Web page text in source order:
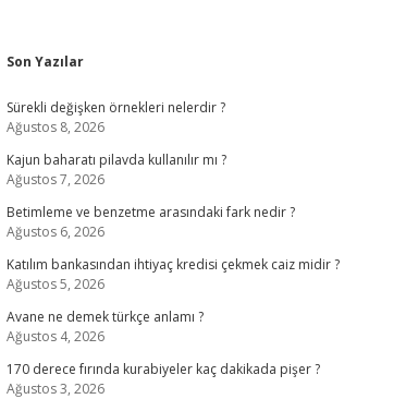
Sidebar
Son Yazılar
Sürekli değişken örnekleri nelerdir ?
Ağustos 8, 2026
Kajun baharatı pilavda kullanılır mı ?
Ağustos 7, 2026
Betimleme ve benzetme arasındaki fark nedir ?
Ağustos 6, 2026
Katılım bankasından ihtiyaç kredisi çekmek caiz midir ?
Ağustos 5, 2026
Avane ne demek türkçe anlamı ?
Ağustos 4, 2026
170 derece fırında kurabiyeler kaç dakikada pişer ?
Ağustos 3, 2026